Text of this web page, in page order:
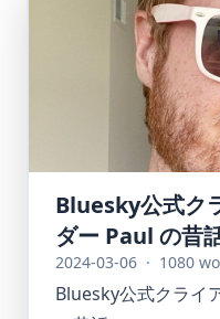
Bluesky公式ク
ダー Paul の昔
2024-03-06 · 1080
Bluesky公式クライ